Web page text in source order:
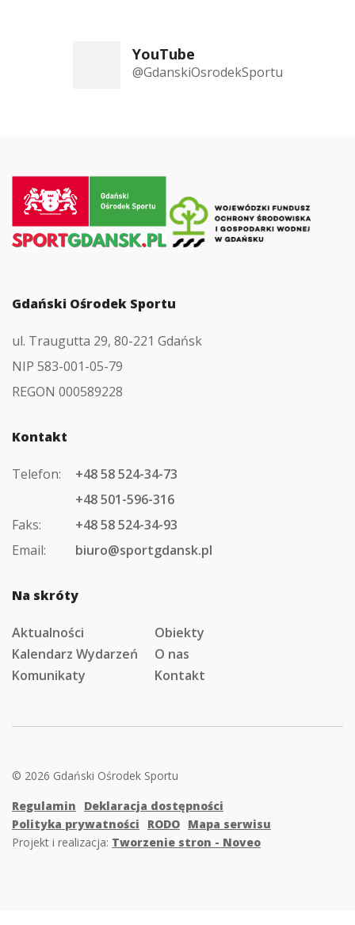
YouTube
@GdanskiOsrodekSportu
do
strony
głównej
Gdański Ośrodek Sportu
ul. Traugutta 29, 80-221 Gdańsk
NIP 583-001-05-79
REGON 000589228
Kontakt
Telefon:
+48 58 524-34-73
+48 501-596-316
Faks:
+48 58 524-34-93
Email:
biuro@sportgdansk.pl
Na skróty
Aktualności
Obiekty
Kalendarz Wydarzeń
O nas
Komunikaty
Kontakt
© 2026 Gdański Ośrodek Sportu
Regulamin
Deklaracja dostępności
Polityka prywatności
RODO Mapa serwisu
Projekt i realizacja: Tworzenie stron - Noveo